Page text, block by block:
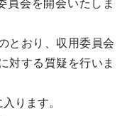
会を開会いたしま
とおり、収用委員会
対する質疑を行いま
ります。